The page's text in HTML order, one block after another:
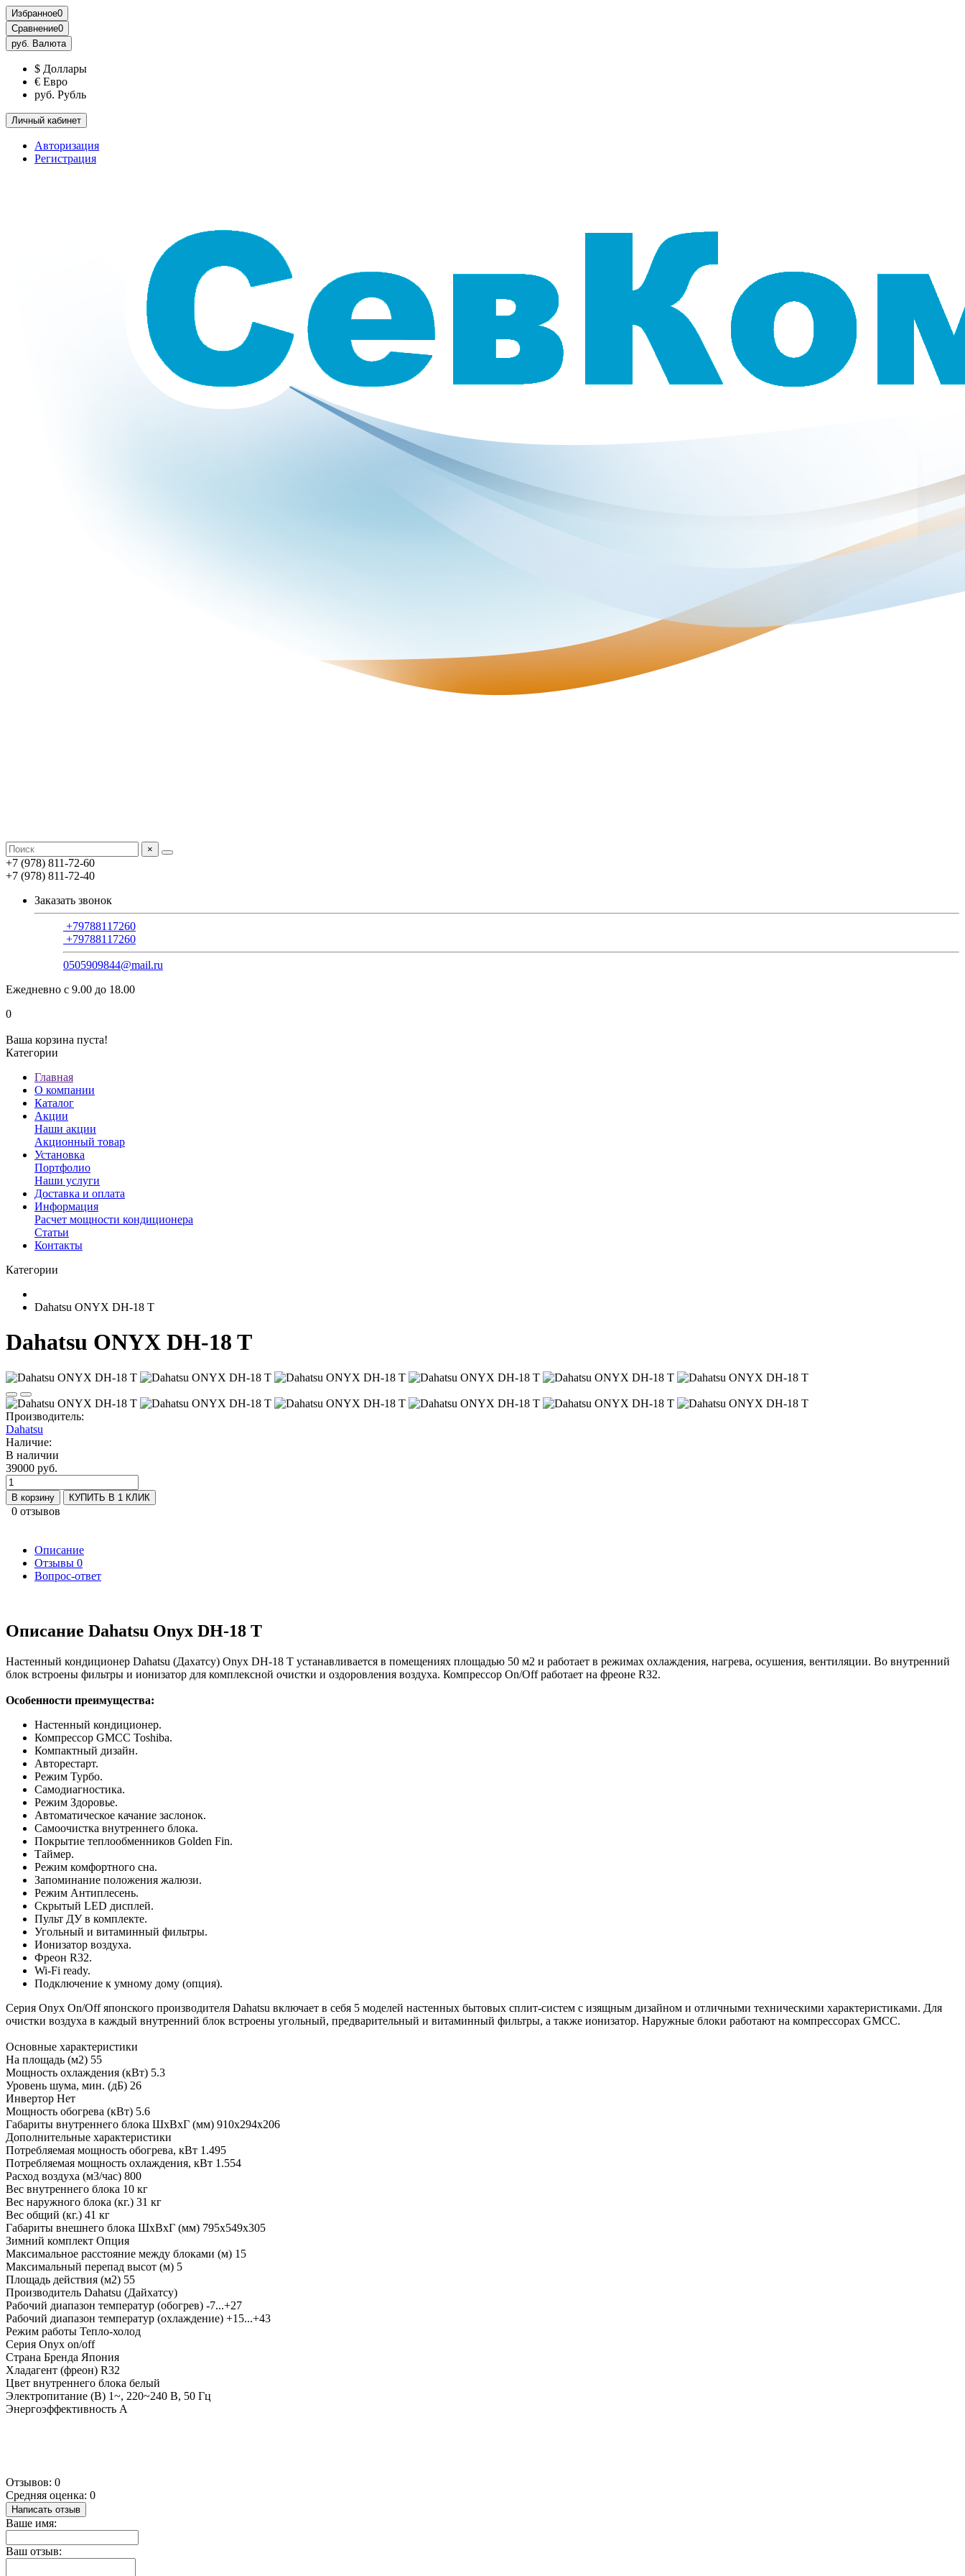
Избранное0
Сравнение0
руб. Валюта
$ Доллары
€ Евро
руб. Рубль
Личный кабинет
Авторизация
Регистрация
×
+7 (978) 811-72-60
+7 (978) 811-72-40
Заказать звонок
+79788117260
+79788117260
0505909844@mail.ru
Ежедневно с 9.00 до 18.00
0
Ваша корзина пуста!
Категории
Главная
О компании
Каталог
Акции
Наши акции
Акционный товар
Установка
Портфолио
Наши услуги
Доставка и оплата
Информация
Расчет мощности кондиционера
Статьи
Контакты
Категории
Dahatsu ONYX DH-18 T
Dahatsu ONYX DH-18 T
Производитель:
Dahatsu
Наличие:
В наличии
39000 руб.
В корзину КУПИТЬ В 1 КЛИК
0 отзывов
Описание
Отзывы 0
Вопрос-ответ
Описание Dahatsu Onyx DH-18 T
Настенный кондиционер Dahatsu (Дахатсу) Onyx DH-18 T устанавливается в помещениях площадью 50 м2 и работает в режимах охлаждения, нагрева, осушения, вентиляции. Во внутренний
блок встроены фильтры и ионизатор для комплексной очистки и оздоровления воздуха. Компрессор On/Off работает на фреоне R32.
Особенности преимущества:
Настенный кондиционер.
Компрессор GMCC Toshiba.
Компактный дизайн.
Авторестарт.
Режим Турбо.
Самодиагностика.
Режим Здоровье.
Автоматическое качание заслонок.
Самоочистка внутреннего блока.
Покрытие теплообменников Golden Fin.
Таймер.
Режим комфортного сна.
Запоминание положения жалюзи.
Режим Антиплесень.
Скрытый LED дисплей.
Пульт ДУ в комплекте.
Угольный и витаминный фильтры.
Ионизатор воздуха.
Фреон R32.
Wi-Fi ready.
Подключение к умному дому (опция).
Серия Onyx On/Off японского производителя Dahatsu включает в себя 5 моделей настенных бытовых сплит-систем с изящным дизайном и отличными техническими характеристиками. Для
очистки воздуха в каждый внутренний блок встроены угольный, предварительный и витаминный фильтры, а также ионизатор. Наружные блоки работают на компрессорах GMCC.
Основные характеристики
На площадь (м2) 55
Мощность охлаждения (кВт) 5.3
Уровень шума, мин. (дБ) 26
Инвертор Нет
Мощность обогрева (кВт) 5.6
Габариты внутреннего блока ШхВхГ (мм) 910x294x206
Дополнительные характеристики
Потребляемая мощность обогрева, кВт 1.495
Потребляемая мощность охлаждения, кВт 1.554
Расход воздуха (м3/час) 800
Вес внутреннего блока 10 кг
Вес наружного блока (кг.) 31 кг
Вес общий (кг.) 41 кг
Габариты внешнего блока ШхВхГ (мм) 795x549x305
Зимний комплект Опция
Максимальное расстояние между блоками (м) 15
Максимальный перепад высот (м) 5
Площадь действия (м2) 55
Производитель Dahatsu (Дайхатсу)
Рабочий диапазон температур (обогрев) -7...+27
Рабочий диапазон температур (охлаждение) +15...+43
Режим работы Тепло-холод
Серия Onyx on/off
Страна Бренда Япония
Хладагент (фреон) R32
Цвет внутреннего блока белый
Электропитание (В) 1~, 220~240 В, 50 Гц
Энергоэффективность A
Отзывов: 0
Средняя оценка: 0
Написать отзыв
Ваше имя:
Ваш отзыв: